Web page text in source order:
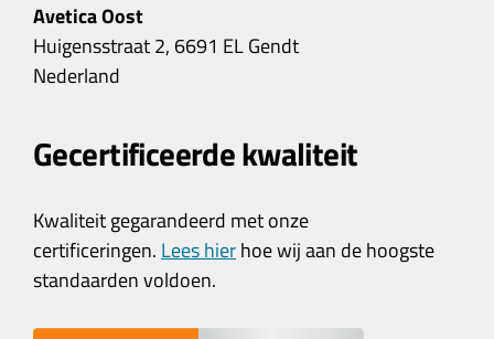
Avetica Oost
Huigensstraat 2, 6691 EL Gendt
Nederland
Gecertificeerde kwaliteit
Kwaliteit gegarandeerd met onze
certificeringen. Lees hierhoe wij aan de hoogste
standaarden voldoen.